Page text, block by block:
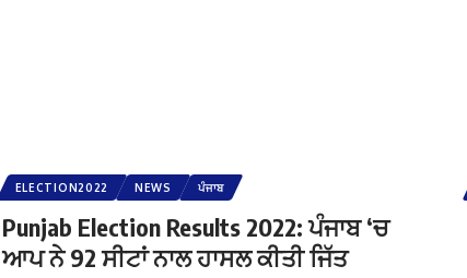
ELECTION2022 NEWS ਪੰਜਾਬ
Punjab Election Results 2022: ਪੰਜਾਬ ‘ਚ
ਆਪ ਨੇ 92 ਸੀਟਾਂ ਨਾਲ ਹਾਸਲ ਕੀਤੀ ਜਿੱਤ